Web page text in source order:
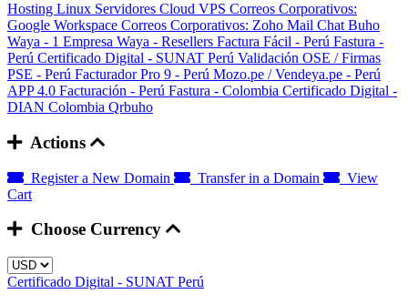
Hosting Linux Servidores Cloud VPS Correos Corporativos:
Google Workspace Correos Corporativos: Zoho Mail Chat Buho
Waya - 1 Empresa Waya - Resellers Factura Fácil - Perú Fastura -
Perú Certificado Digital - SUNAT Perú Validación OSE / Firmas
PSE - Perú Facturador Pro 9 - Perú Mozo.pe / Vendeya.pe - Perú
APP 4.0 Facturación - Perú Fastura - Colombia Certificado Digital -
DIAN Colombia Qrbuho
Actions
Register a New Domain Transfer in a Domain
View
Cart
Choose Currency
Certificado Digital - SUNAT Perú